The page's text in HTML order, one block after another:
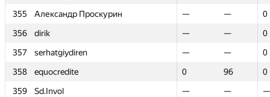
355
Александр Проскурин — —
0
356
dirik — —
0
357
serhatgiydiren — —
0
358
equocredite 0 96
0
359
Sd.Invol — —
—
355
Александр Проскурин — —
0
356
dirik — —
0
357
serhatgiydiren — —
0
358
equocredite 0 96
0
359
Sd.Invol — —
—